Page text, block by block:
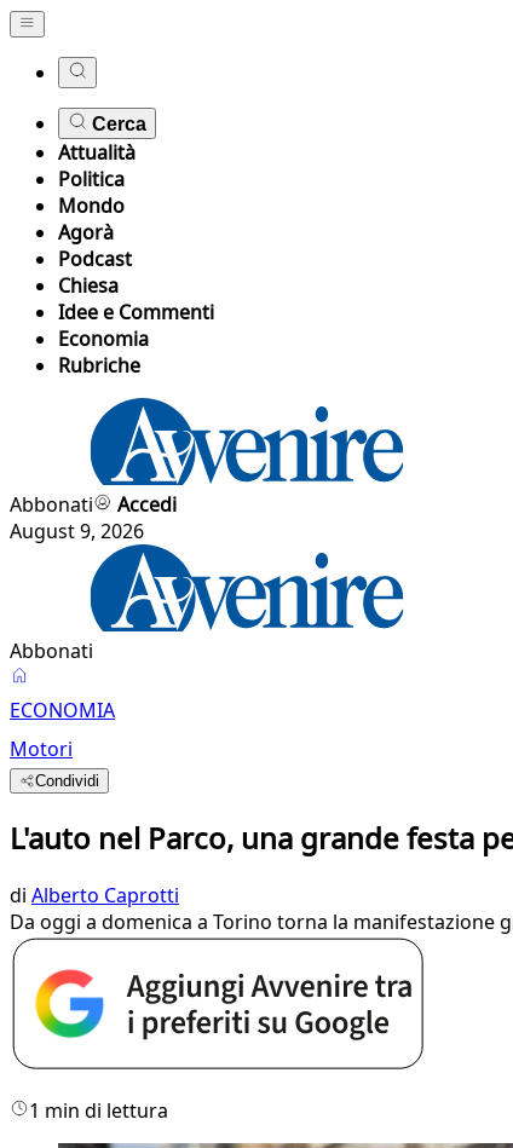
Cerca
Attualità
Politica
Mondo
Agorà
Podcast
Chiesa
Idee e Commenti
Economia
Rubriche
Abbonati
Accedi
August 9, 2026
Abbonati
ECONOMIA
Motori
Condividi
L'auto nel Parco, una grande festa
di Alberto Caprotti
Da oggi a domenica a Torino torna la manifestazione
1 min di lettura